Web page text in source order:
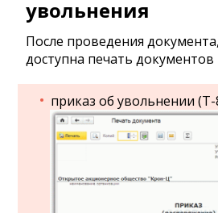
увольнения
После проведения
доступна печать документов
приказ об увольнении (Т-